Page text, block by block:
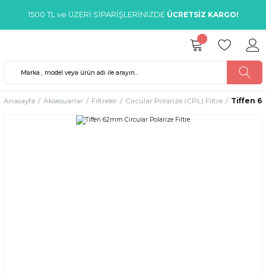
1500 TL ve ÜZERİ SİPARİŞLERİNİZDE ÜCRETSİZ KARGO!
Anasayfa Aksesuarlar Filtreler Circular Polarize (CPL) Filtre Tiffen